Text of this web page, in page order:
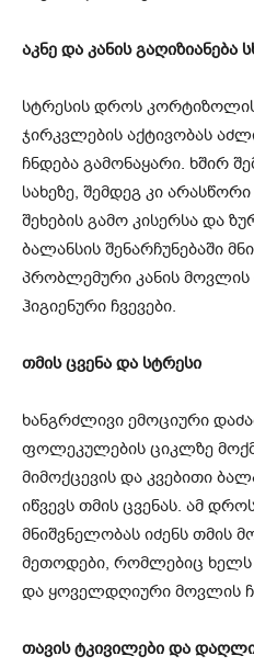
აკნე და კანის გაღიზიანება
სტრესის დროს
ჯირკვლების აქტივობას
ჩნდება გამონაყარი. ხშირ
სახეზე, შემდეგ კი
შეხების გამო კისერსა და
ბალანსის შენარჩუნებაში
პრობლემური კანის
ჰიგიენური ჩვევები.
თმის ცვენა და სტრესი
ხანგრძლივი ემოციური
ფოლეკულების ციკლზე
მიმოქცევის და კვებითი
იწვევს თმის ცვენას. ამ
მნიშვნელობას იძენს თმის
მეთოდები, რომლებიც ხელს
და ყოველდღიური მოვლის
თავის ტკივილები და